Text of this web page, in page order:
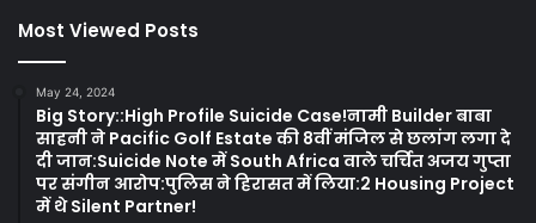
Most Viewed Posts
May 24, 2024
Big Story::High Profile Suicide Case!नामी Builder बाबा
साहनी ने Pacific Golf Estate की 8वीं मंजिल से छलांग लगा दे
दी जान:Suicide Note में South Africa वाले चर्चित अजय गुप्ता
पर संगीन आरोप:पुलिस ने हिरासत में लिया:2 Housing Project
में थे Silent Partner!